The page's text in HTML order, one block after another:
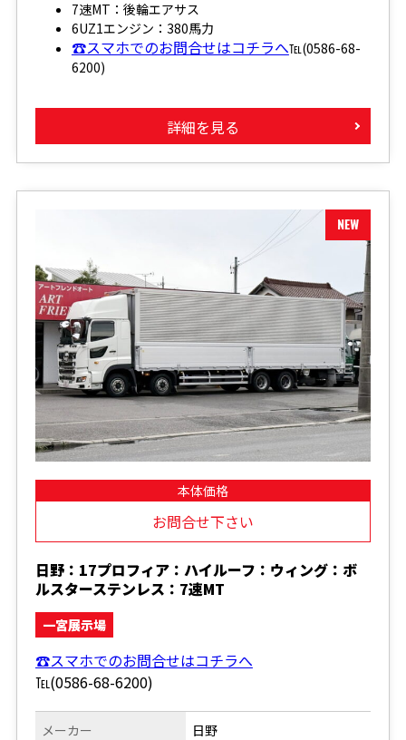
7速MT：後輪エアサス
6UZ1エンジン：380馬力
☎スマホでのお問合せはコチラへ℡(0586-68-
6200)
詳細を見る
本体価格
お問合せ下さい
日野：17プロフィア：ハイルーフ：ウィング：ボ
ルスターステンレス：7速MT
一宮展示場
☎スマホでのお問合せはコチラへ
℡(0586-68-6200)
メーカー 日野